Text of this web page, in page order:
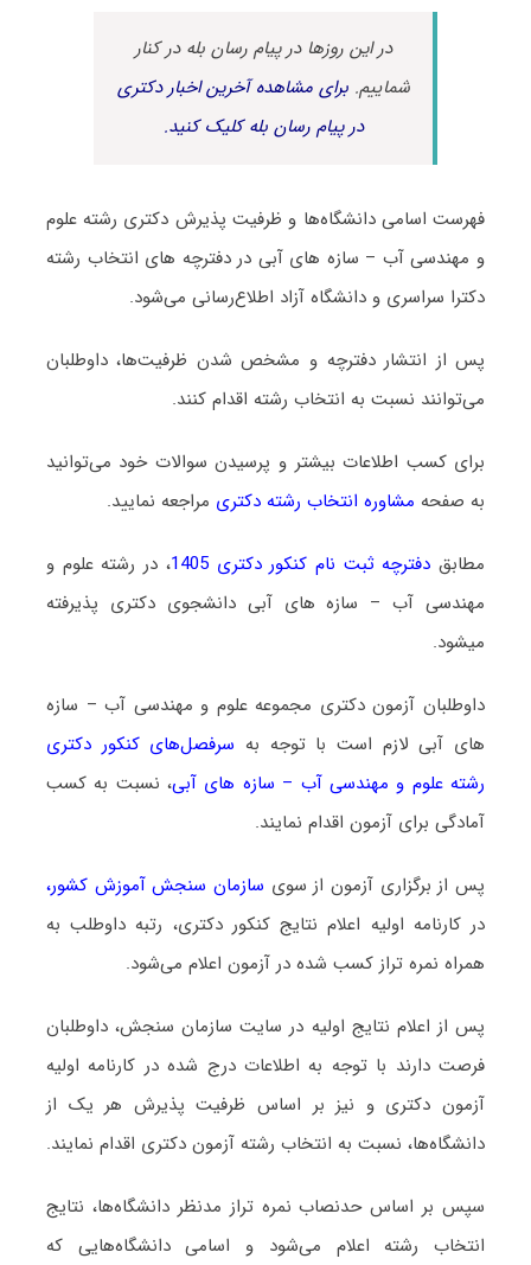
در این روزها در پیام رسان بله در کنار
شماییم.برای مشاهده آخرین اخبار دکتری
در پیام رسان بله کلیک کنید.
فهرست اسامی دانشگاه‌ها و ظرفیت پذیرش دکتری رشته علوم
و مهندسی آب – سازه های آبی در دفترچه های انتخاب رشته
دکترا سراسری و دانشگاه آزاد اطلاع‌رسانی می‌شود.
پس از انتشار دفترچه و مشخص شدن ظرفیت‌ها، داوطلبان
می‌توانند نسبت به انتخاب رشته اقدام کنند.
برای کسب اطلاعات بیشتر و پرسیدن سوالات خود می‌توانید
به صفحه مشاوره انتخاب رشته دکتری مراجعه نمایید.
مطابق دفترچه ثبت نام کنکور دکتری 1405
، در رشته علوم و
مهندسی آب – سازه های آبی دانشجوی دکتری پذیرفته
میشود.
داوطلبان آزمون دکتری مجموعه علوم و مهندسی آب – سازه
های آبی لازم است با توجه به سرفصل‌های کنکور دکتری
رشته علوم و مهندسی آب – سازه های آبی، نسبت به کسب
آمادگی برای آزمون اقدام نمایند.
پس از برگزاری آزمون از سوی سازمان سنجش آموزش کشور،
در کارنامه اولیه اعلام نتایج کنکور دکتری، رتبه داوطلب به
همراه نمره تراز کسب شده در آزمون اعلام می‌شود.
پس از اعلام نتایج اولیه در سایت سازمان سنجش، داوطلبان
فرصت دارند با توجه به اطلاعات درج شده در کارنامه اولیه
آزمون دکتری و نیز بر اساس ظرفیت پذیرش هر یک از
دانشگاه‌ها، نسبت به انتخاب رشته آزمون دکتری اقدام نمایند.
سپس بر اساس حدنصاب نمره تراز مدنظر دانشگاه‌ها، نتایج
انتخاب رشته اعلام می‌شود و اسامی دانشگاه‌هایی که